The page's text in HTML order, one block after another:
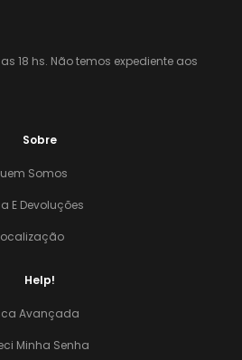
18 hs. Não temos expediente aos
Sobre
Somos
E Devoluções
Help!
Avançada
Minha Senha